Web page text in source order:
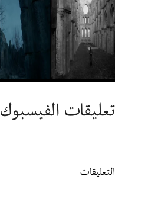
تعليقات الفيسبوك
التعليقات